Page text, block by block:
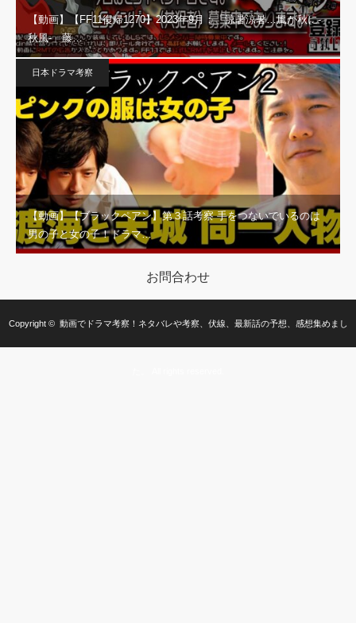
【動画】【FF11復帰1270】2023年9月：「涼暑涼暑…風が秋に-
秋風-」藤…
日本ドラマ考察
【動画】【ブラックペアン】第３話考察 手をつないでいるのは
男の子と女の子！ドラマ…
お問合わせ
Copyright © 動画でドラマ考察！ネタバレや考察、伏線、最新話の予想、感想集めまし